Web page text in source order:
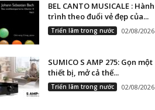
BEL CANTO MUSICALE : Hành
trình theo đuổi vẻ đẹp của...
Triển lãm trong nước 02/08/2026
SUMICO S AMP 275: Gọn một
thiết bị, mở cả thế...
Triển lãm trong nước 02/08/2026